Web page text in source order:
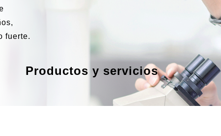
fuerte.
Productos y servicios